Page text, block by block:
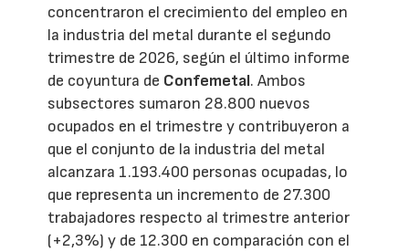
concentraron el crecimiento del empleo en
la industria del metal durante el segundo
trimestre de 2026, según el último informe
de coyuntura de Confemetal. Ambos
subsectores sumaron 28.800 nuevos
ocupados en el trimestre y contribuyeron a
que el conjunto de la industria del metal
alcanzara 1.193.400 personas ocupadas, lo
que representa un incremento de 27.300
trabajadores respecto al trimestre anterior
(+2,3%) y de 12.300 en comparación con el